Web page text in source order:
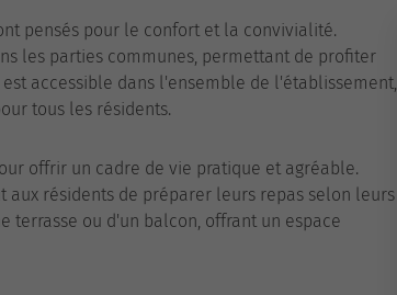
pensés pour le confort et la convivialité.
les parties communes, permettant de profiter
est accessible dans l'ensemble de l'établissement,
tous les résidents.
offrir un cadre de vie pratique et agréable.
aux résidents de préparer leurs repas selon leurs
terrasse ou d'un balcon, offrant un espace